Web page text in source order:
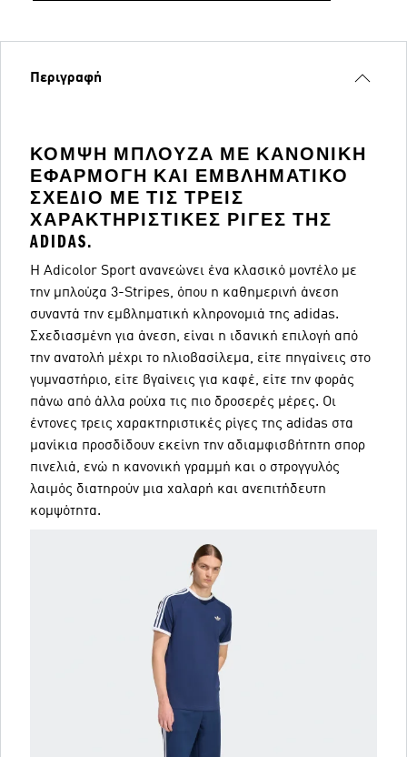
Περιγραφή
ΚΟΜΨΉ ΜΠΛΟΎΖΑ ΜΕ ΚΑΝΟΝΙΚΉ
ΕΦΑΡΜΟΓΉ ΚΑΙ ΕΜΒΛΗΜΑΤΙΚΌ
ΣΧΈΔΙΟ ΜΕ ΤΙΣ ΤΡΕΙΣ
ΧΑΡΑΚΤΗΡΙΣΤΙΚΈΣ ΡΊΓΕΣ ΤΗΣ
ADIDAS.
Η Adicolor Sport ανανεώνει ένα κλασικό μοντέλο με
την μπλούζα 3-Stripes, όπου η καθημερινή άνεση
συναντά την εμβληματική κληρονομιά της adidas.
Σχεδιασμένη για άνεση, είναι η ιδανική επιλογή από
την ανατολή μέχρι το ηλιοβασίλεμα, είτε πηγαίνεις στο
γυμναστήριο, είτε βγαίνεις για καφέ, είτε την φοράς
πάνω από άλλα ρούχα τις πιο δροσερές μέρες. Οι
έντονες τρεις χαρακτηριστικές ρίγες της adidas στα
μανίκια προσδίδουν εκείνη την αδιαμφισβήτητη σπορ
πινελιά, ενώ η κανονική γραμμή και ο στρογγυλός
λαιμός διατηρούν μια χαλαρή και ανεπιτήδευτη
κομψότητα.